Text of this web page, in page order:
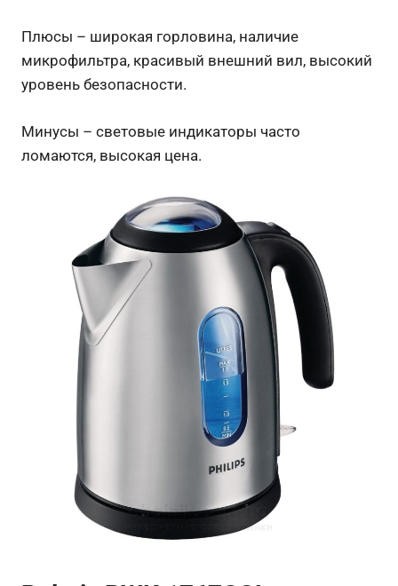
Плюсы – широкая горловина, наличие
микрофильтра, красивый внешний вил, высокий
уровень безопасности.
Минусы – световые индикаторы часто
ломаются, высокая цена.